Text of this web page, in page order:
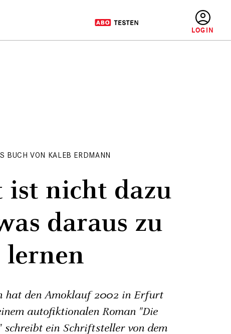
BUCH VON KALEB ERDMANN
ist nicht dazu
daraus zu
lernen
hat den Amoklauf 2002 in Erfurt
autofiktionalen Roman "Die
schreibt ein Schriftsteller von dem